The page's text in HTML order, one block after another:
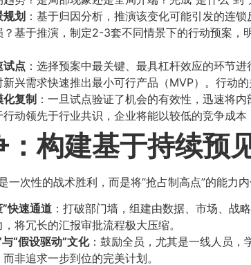
规划 ：基于归因分析，推演该变化可能引发的连
？基于推演，制定2-3套不同情景下的行动预案
试点 ：选择预案中最关键、最具杠杆效应的环节
兴需求快速推出最小可行产品（MVP）。行动
化复制 ：一旦试点验证了机会的有效性，迅速将
动领先于行业共识，企业将能以较低的竞争成本
：构建基于持续预
一次性的战术胜利，而是将“抢占制高点”的能力内
快速通道 ：打破部门墙，组建由数据、市场、战
将冗长的汇报审批流程极大压缩。
“假设驱动”文化：鼓励全员，尤其是一线人员，
非追求一步到位的完美计划。